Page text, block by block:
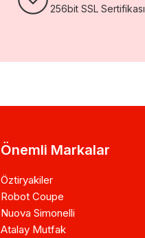
256bit SSL Sertifikası
Önemli Markalar
Öztiryakiler
Robot Coupe
Nuova Simonelli
Atalay Mutfak